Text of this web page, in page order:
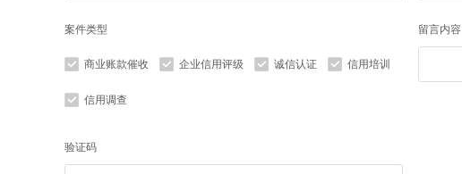
案件类型
商业账款催收 企业信用评级 诚信认证 信用培训
信用调查
留言内容
验证码